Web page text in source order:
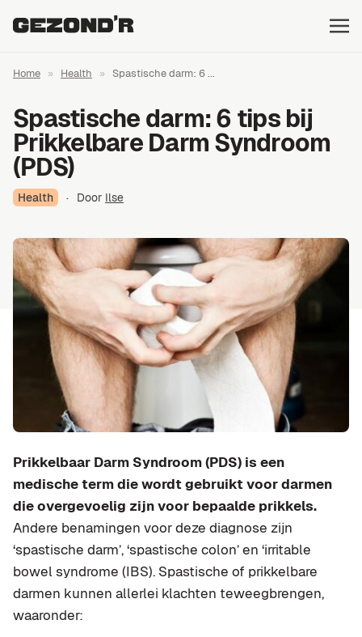
Home » Health » Spastische darm: 6 ...
Spastische darm: 6 tips bij
Prikkelbare Darm Syndroom
(PDS)
Health · Door Ilse
Prikkelbaar Darm Syndroom (PDS) is een
medische term die wordt gebruikt voor darmen
die overgevoelig zijn voor bepaalde prikkels.
Andere benamingen voor deze diagnose zijn
‘spastische darm’, ‘spastische colon’ en ‘irritable
bowel syndrome (IBS). Spastische of prikkelbare
darmen kunnen allerlei klachten teweegbrengen,
waaronder: